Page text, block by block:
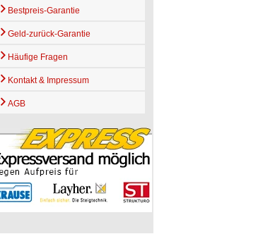
Bestpreis-Garantie
Geld-zurück-Garantie
Häufige Fragen
Kontakt & Impressum
AGB